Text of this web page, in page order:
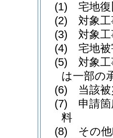
(1)
宅地
(2)
対象
(3)
対象
(4)
宅地
(5)
対象
は一部の
(6)
当該
(7)
申請
料
(8)
その